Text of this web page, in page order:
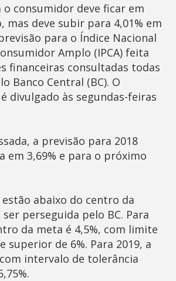
o consumidor deve ficar em
mas deve subir para 4,01% em
para o Índice Nacional
Amplo (IPCA) feita
financeiras consultadas todas
Banco Central (BC). O
divulgado às segundas-feiras
a previsão para 2018
em 3,69% e para o próximo
abaixo do centro da
perseguida pelo BC. Para
da meta é 4,5%, com limite
superior de 6%. Para 2019, a
intervalo de tolerância